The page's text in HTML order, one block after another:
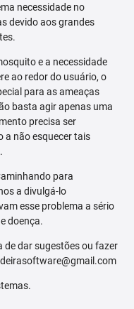
necessidade no
devido aos grandes
e a necessidade
ao redor do usuário, o
para as ameaças
basta agir apenas uma
precisa ser
a não esquecer tais
para
a divulgá-lo
esse problema a sério
doença.
de dar sugestões ou fazer